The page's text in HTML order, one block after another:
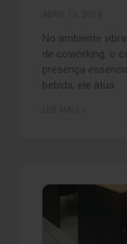
No ambiente
de coworking, o
presença
bebida, ele atua